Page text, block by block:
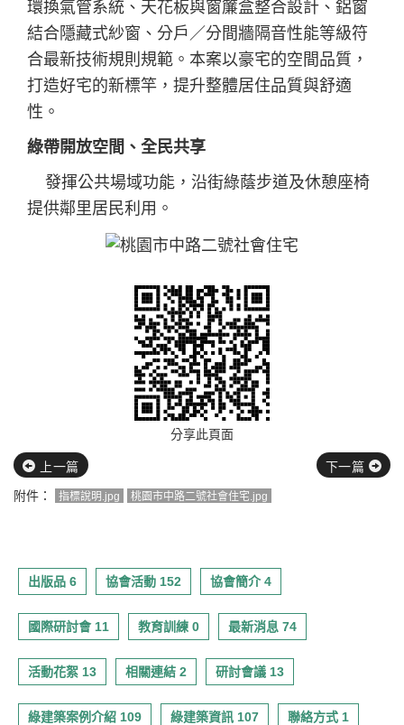
環換氣管系統、天花板與窗簾盒整合設計、鋁窗
結合隱藏式紗窗、分戶／分間牆隔音性能等級符
合最新技術規則規範。本案以豪宅的空間品質，
打造好宅的新標竿，提升整體居住品質與舒適
性。
綠帶開放空間、全民共享
發揮公共場域功能，沿街綠蔭步道及休憩座椅
提供鄰里居民利用。
分享此頁面
上一篇
下一篇
附件：
指標說明.jpg 桃園市中路二號社會住宅.jpg
出版品 6 協會活動 152 協會簡介 4
國際研討會 11 教育訓練 0 最新消息 74
活動花絮 13 相關連結 2 研討會議 13
綠建築案例介紹 109 綠建築資訊 107 聯絡方式 1